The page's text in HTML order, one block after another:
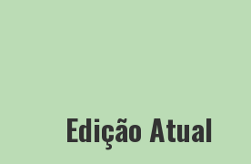
Edição Atual